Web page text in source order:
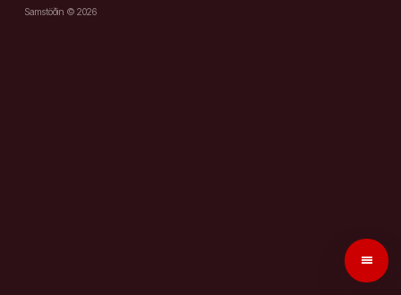
menu
Samstöðin © 2026